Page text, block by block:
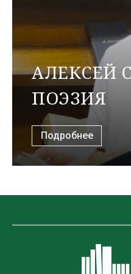
АЛЕКСЕЙ
ПОЭЗИЯ
Подробнее